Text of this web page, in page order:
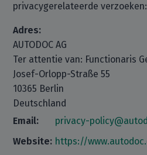
privacygerelateerde verzoeken:
Adres:
AUTODOC AG
Ter attentie van: Functionaris
Josef-Orlopp-Straße 55
10365 Berlin
Deutschland
Email:
privacy-
Website: https://